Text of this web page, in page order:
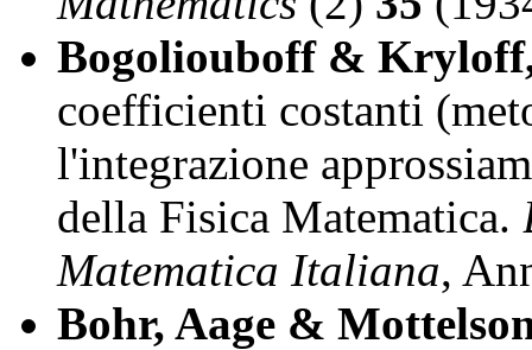
Bogoliouboff &
coefficienti costanti
l'integrazione
della Fisica Matematica.
Matematica Italiana,
Bohr, Aage &